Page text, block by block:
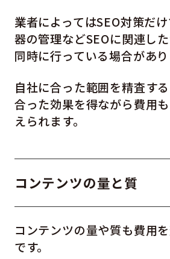
業者によってはSEO対策だ
器の管理などSEOに関連し
同時に行っている場合があり
自社に合った範囲を精査す
合った効果を得ながら費用
えられます。
コンテンツの量と質
コンテンツの量や質も費用
です。